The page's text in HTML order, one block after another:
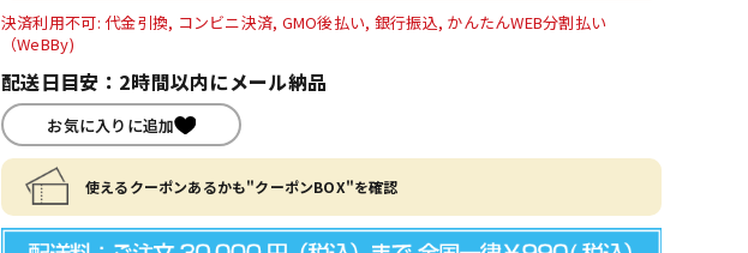
決済利用不可: 代金引換, コンビニ決済, GMO後払い, 銀行振込, かんたんWEB分割払い
（WeBBy)
配送日目安：2時間以内にメール納品
お気に入りに追加
使えるクーポンあるかも"クーポンBOX"を確認